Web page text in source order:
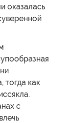
оказалась
тогда как
с